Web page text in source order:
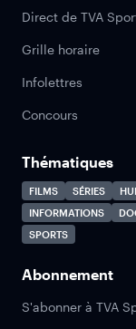
Direct de TVA
Grille horaire
Infolettres
Concours
Thématiques
FILMS SÉRIES
INFORMATIONS
SPORTS
Abonnement
S'abonner à TVA